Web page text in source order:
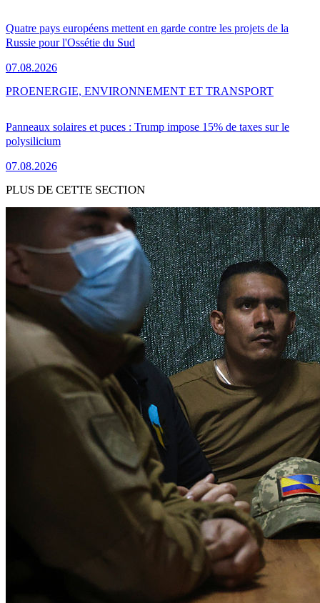
Quatre pays européens mettent en garde contre les projets de la
Russie pour l'Ossétie du Sud
07.08.2026
Panneaux solaires et puces : Trump impose 15% de taxes sur le
polysilicium
07.08.2026
PROENERGIE, ENVIRONNEMENT ET TRANSPORT
PLUS DE CETTE SECTION